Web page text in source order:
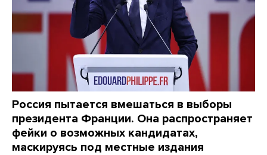
Россия пытается вмешаться в выборы
президента Франции. Она распространяет
фейки о возможных кандидатах,
маскируясь под местные издания